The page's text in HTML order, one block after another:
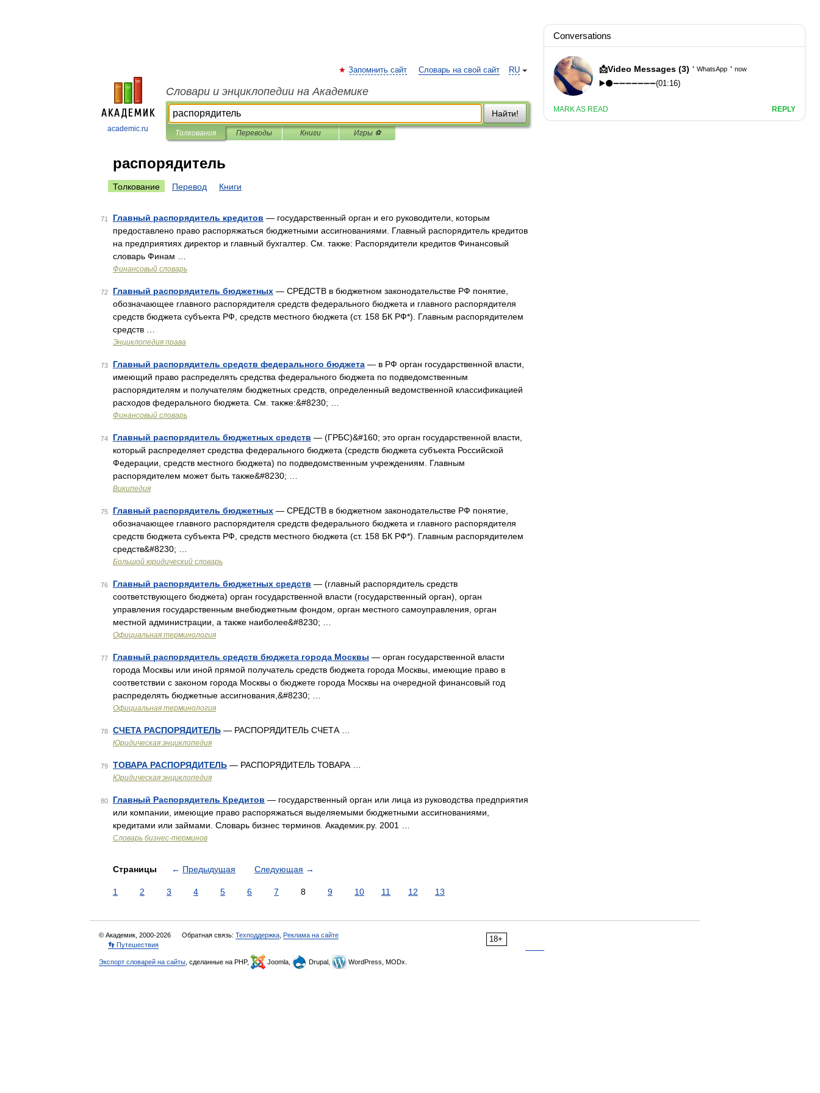
academic.ru
RU
Запомнить сайт Словарь на свой сайт
Словари и энциклопедии на Академике
Найти!
Толкования Переводы Книги Игры ⚽
распорядитель
Толкование Перевод Книги
71 Главный распорядитель кредитов — государственный орган и его руководители, которым
предоставлено право распоряжаться бюджетными ассигнованиями. Главный распорядитель кредитов
на предприятиях директор и главный бухгалтер. См. также: Распорядители кредитов Финансовый
словарь Финам …
Финансовый словарь
72 Главный распорядитель бюджетных — СРЕДСТВ в бюджетном законодательстве РФ понятие,
обозначающее главного распорядителя средств федерального бюджета и главного распорядителя
средств бюджета субъекта РФ, средств местного бюджета (ст. 158 БК РФ*). Главным распорядителем
средств …
Энциклопедия права
73 Главный распорядитель средств федерального бюджета — в РФ орган государственной власти,
имеющий право распределять средства федерального бюджета по подведомственным
распорядителям и получателям бюджетных средств, определенный ведомственной классификацией
расходов федерального бюджета. См. также:&#8230; …
Финансовый словарь
74 Главный распорядитель бюджетных средств — (ГРБС)&#160; это орган государственной власти,
который распределяет средства федерального бюджета (средств бюджета субъекта Российской
Федерации, средств местного бюджета) по подведомственным учреждениям. Главным
распорядителем может быть также&#8230; …
Википедия
75 Главный распорядитель бюджетных — СРЕДСТВ в бюджетном законодательстве РФ понятие,
обозначающее главного распорядителя средств федерального бюджета и главного распорядителя
средств бюджета субъекта РФ, средств местного бюджета (ст. 158 БК РФ*). Главным распорядителем
средств&#8230; …
Большой юридический словарь
76 Главный распорядитель бюджетных средств — (главный распорядитель средств
соответствующего бюджета) орган государственной власти (государственный орган), орган
управления государственным внебюджетным фондом, орган местного самоуправления, орган
местной администрации, а также наиболее&#8230; …
Официальная терминология
77 Главный распорядитель средств бюджета города Москвы — орган государственной власти
города Москвы или иной прямой получатель средств бюджета города Москвы, имеющие право в
соответствии с законом города Москвы о бюджете города Москвы на очередной финансовый год
распределять бюджетные ассигнования,&#8230; …
Официальная терминология
78 СЧЕТА РАСПОРЯДИТЕЛЬ — РАСПОРЯДИТЕЛЬ СЧЕТА …
Юридическая энциклопедия
79 ТОВАРА РАСПОРЯДИТЕЛЬ — РАСПОРЯДИТЕЛЬ ТОВАРА …
Юридическая энциклопедия
80 Главный Распорядитель Кредитов — государственный орган или лица из руководства предприятия
или компании, имеющие право распоряжаться выделяемыми бюджетными ассигнованиями,
кредитами или займами. Словарь бизнес терминов. Академик.ру. 2001 …
Словарь бизнес-терминов
Страницы ← Предыдущая Следующая →
1 2 3 4 5 6 7 8 9 10 11 12 13
18+
© Академик, 2000-2026 Обратная связь: Техподдержка Реклама на сайте
👣 Путешествия
Экспорт словарей на сайты , сделанные на PHP, Joomla, Drupal, WordPress, MODx.